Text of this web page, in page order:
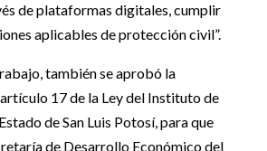
de plataformas digitales, cumplir
aplicables de protección civil”.
también se aprobó la
17 de la Ley del Instituto de
de San Luis Potosí, para que
de Desarrollo Económico del